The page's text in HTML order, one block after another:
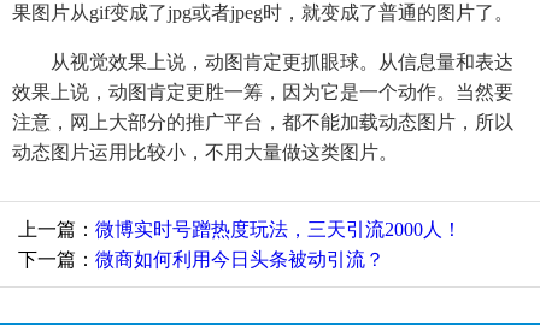
果图片从gif变成了jpg或者jpeg时，就变成了普通的图片了。
从视觉效果上说，动图肯定更抓眼球。从信息量和表达
效果上说，动图肯定更胜一筹，因为它是一个动作。当然要
注意，网上大部分的推广平台，都不能加载动态图片，所以
动态图片运用比较小，不用大量做这类图片。
上一篇： 微博实时号蹭热度玩法，三天引流2000人！
下一篇： 微商如何利用今日头条被动引流？